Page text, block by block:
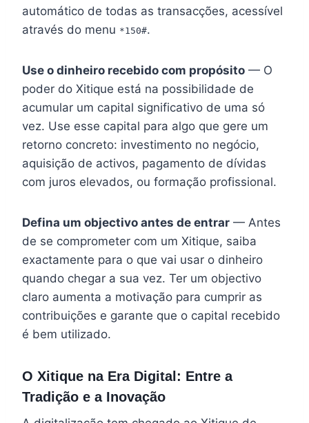
automático de todas as transacções, acessível
através do menu *150#.
Use o dinheiro recebido com propósito — O
poder do Xitique está na possibilidade de
acumular um capital significativo de uma só
vez. Use esse capital para algo que gere um
retorno concreto: investimento no negócio,
aquisição de activos, pagamento de dívidas
com juros elevados, ou formação profissional.
Defina um objectivo antes de entrar — Antes
de se comprometer com um Xitique, saiba
exactamente para o que vai usar o dinheiro
quando chegar a sua vez. Ter um objectivo
claro aumenta a motivação para cumprir as
contribuições e garante que o capital recebido
é bem utilizado.
O Xitique na Era Digital: Entre a
Tradição e a Inovação